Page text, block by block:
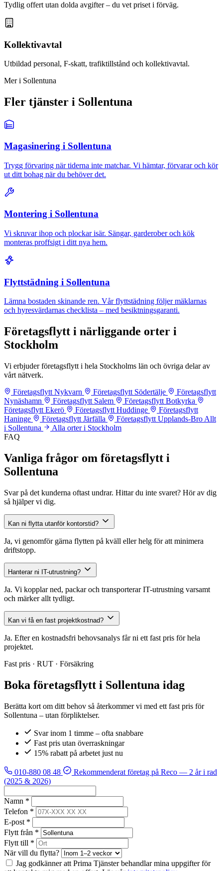
Tydlig offert utan dolda avgifter – du vet priset i förväg.
Kollektivavtal
Utbildad personal, F-skatt, trafiktillstånd och kollektivavtal.
Mer i Sollentuna
Fler tjänster i Sollentuna
Magasinering i Sollentuna
Trygg förvaring när tiderna inte matchar. Vi hämtar, förvarar och kör
ut ditt bohag när du behöver det.
Montering i Sollentuna
Vi skruvar ihop och plockar isär. Sängar, garderober och kök
monteras proffsigt i ditt nya hem.
Flyttstädning i Sollentuna
Lämna bostaden skinande ren. Vår flyttstädning följer mäklarnas
och hyresvärdarnas checklista – med besiktningsgaranti.
Företagsflytt i närliggande orter i
Stockholm
Vi erbjuder företagsflytt i hela Stockholms län och övriga delar av
vårt nätverk.
Företagsflytt Nykvarn
Företagsflytt Södertälje
Företagsflytt
Nynäshamn
Företagsflytt Salem
Företagsflytt Botkyrka
Företagsflytt Ekerö
Företagsflytt Huddinge
Företagsflytt
Haninge
Företagsflytt Järfälla Företagsflytt Upplands-Bro Allt
i Sollentuna
Alla orter i Stockholm
FAQ
Vanliga frågor om företagsflytt i
Sollentuna
Svar på det kunderna oftast undrar. Hittar du inte svaret? Hör av dig
så hjälper vi dig.
Kan ni flytta utanför kontorstid?
Ja, vi genomför gärna flytten på kväll eller helg för att minimera
driftstopp.
Hanterar ni IT-utrustning?
Ja. Vi kopplar ned, packar och transporterar IT-utrustning varsamt
och märker allt tydligt.
Kan vi få en fast projektkostnad?
Ja. Efter en kostnadsfri behovsanalys får ni ett fast pris för hela
projektet.
Fast pris · RUT · Försäkring
Boka företagsflytt i Sollentuna idag
Berätta kort om ditt behov så återkommer vi med ett fast pris för
Sollentuna – utan förpliktelser.
Svar inom 1 timme – ofta snabbare
Fast pris utan överraskningar
15% rabatt på arbetet just nu
010-880 08 48 Rekommenderat företag på Reco — 2 år i rad
(2025 & 2026)
Namn *
Telefon *
E-post *
Flytt från *
Flytt till *
När vill du flytta?
Jag godkänner att Prima Tjänster behandlar mina uppgifter för